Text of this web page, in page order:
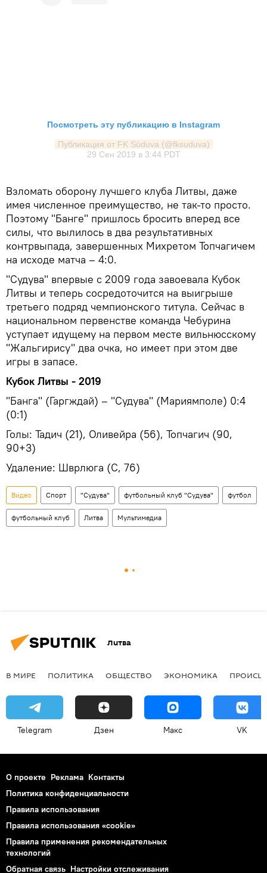
Посмотреть эту публикацию в Instagram
Публикация от FK Sūduva (@fksuduva)
29 Сен 2019 в 3:44 PDT
Взломать оборону лучшего клуба Литвы, даже
имея численное преимущество, не так-то просто.
Поэтому "Банге" пришлось бросить вперед все
силы, что вылилось в два результативных
контрвыпада, завершенных Михретом Топчагичем
на исходе матча – 4:0.
"Судува" впервые с 2009 года завоевала Кубок
Литвы и теперь сосредоточится на выигрыше
третьего подряд чемпионского титула. Сейчас в
национальном первенстве команда Чебурина
уступает идущему на первом месте вильнюсскому
"Жальгирису" два очка, но имеет при этом две
игры в запасе.
Кубок Литвы - 2019
"Банга" (Гаргждай) – "Судува" (Мариямполе) 0:4
(0:1)
Голы: Тадич (21), Оливейра (56), Топчагич (90,
90+3)
Удаление: Шврлюга (С, 76)
Видео Спорт "Судува" футбольный клуб "Судува" футбол
футбольный клуб Литва Мультимедиа
Литва
В МИРЕ ПОЛИТИКА ОБЩЕСТВО ЭКОНОМИКА
Telegram Дзен Макс VK
О проекте Реклама Контакты
Политика конфиденциальности
Правила использования
Правила использования «cookie»
Правила применения рекомендательных
технологий
Обратная связь Настройки отслеживания